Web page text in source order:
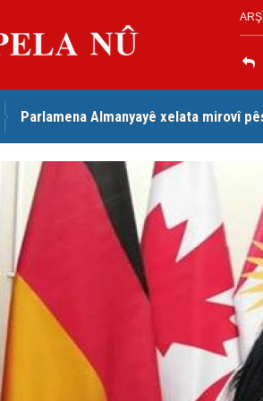
Parlamena Almanyayê xelata mirovî
Dezga Giştî ya Deverên di Derveyê
red kir